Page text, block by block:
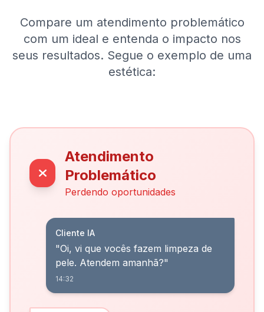
Compare um atendimento problemático
com um ideal e entenda o impacto nos
seus resultados. Segue o exemplo de uma
estética:
Atendimento
Problemático
Perdendo oportunidades
Cliente IA
"Oi, vi que vocês fazem limpeza de
pele. Atendem amanhã?"
14:32